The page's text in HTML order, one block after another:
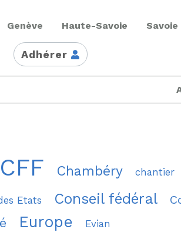
Genève Haute-Savoie Savoie
Adhérer
CFF Chambéry chantier
Etats Conseil fédéral
Europe Evian